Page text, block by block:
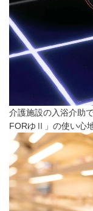
介護施設の入浴介助
FORゆⅡ」の使い心